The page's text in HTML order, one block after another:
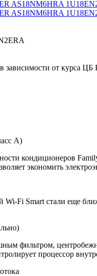
зависимости от курса
А)
кондиционеров
экономить
Fi Smart стали еще
фильтром,
процессор